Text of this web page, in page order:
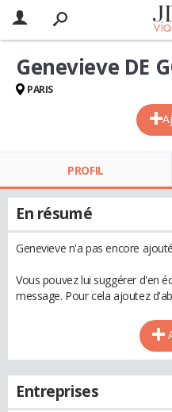
Genevieve DE
PARIS
PROFIL
En résumé
Genevieve n'a pas encore
Vous pouvez lui suggérer d'en
message. Pour cela ajoutez
Entreprises